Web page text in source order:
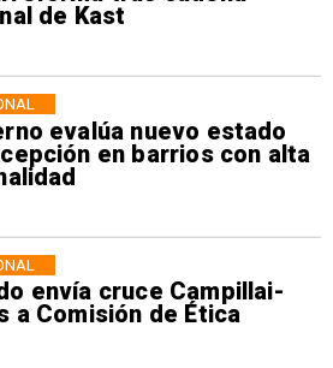
de Kast
evalúa nuevo estado
en barrios con alta
envía cruce Campillai-
a Comisión de Ética